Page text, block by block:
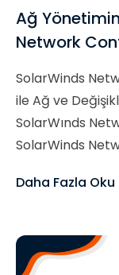
Ağ
Network
SolarWinds
ile Ağ ve
SolarWınds
SolarWinds
Daha Fazla Oku